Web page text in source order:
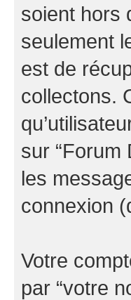
soient hors
seulement
est de
collectons.
sur “Forum
les
connexion
Votre
par “votre